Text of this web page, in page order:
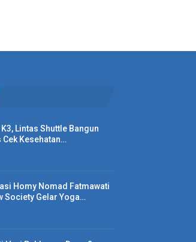
Lintas Shuttle Bangun
Cek Kesehatan…
Homy Nomad Fatmawati
Society Gelar Yoga…